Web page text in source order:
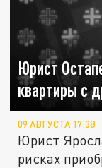
Юрист
квартиры с
09 АВГУСТА 17:38
Юрист
рисках